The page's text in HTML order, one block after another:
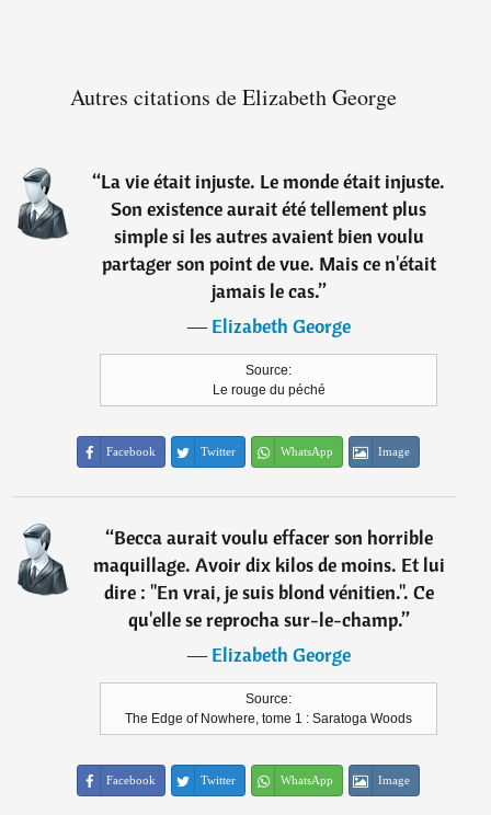
Autres citations de Elizabeth George
“La vie était injuste. Le monde était injuste.
Son existence aurait été tellement plus
simple si les autres avaient bien voulu
partager son point de vue. Mais ce n'était
jamais le cas.”
―Elizabeth George
Source:
Le rouge du péché
Facebook Twitter WhatsApp Image
“Becca aurait voulu effacer son horrible
maquillage. Avoir dix kilos de moins. Et lui
dire : "En vrai, je suis blond vénitien.". Ce
qu'elle se reprocha sur-le-champ.”
―Elizabeth George
Source:
The Edge of Nowhere, tome 1 : Saratoga Woods
Facebook Twitter WhatsApp Image